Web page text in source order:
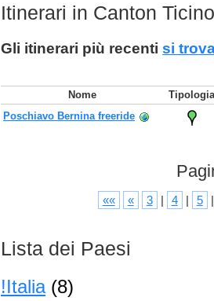
Itinerari in Canton Ticino
Gli itinerari più recenti si
Nome
Poschiavo Bernina freeride
«« « 3 | 4 | 5
Lista dei Paesi
!Italia(8)